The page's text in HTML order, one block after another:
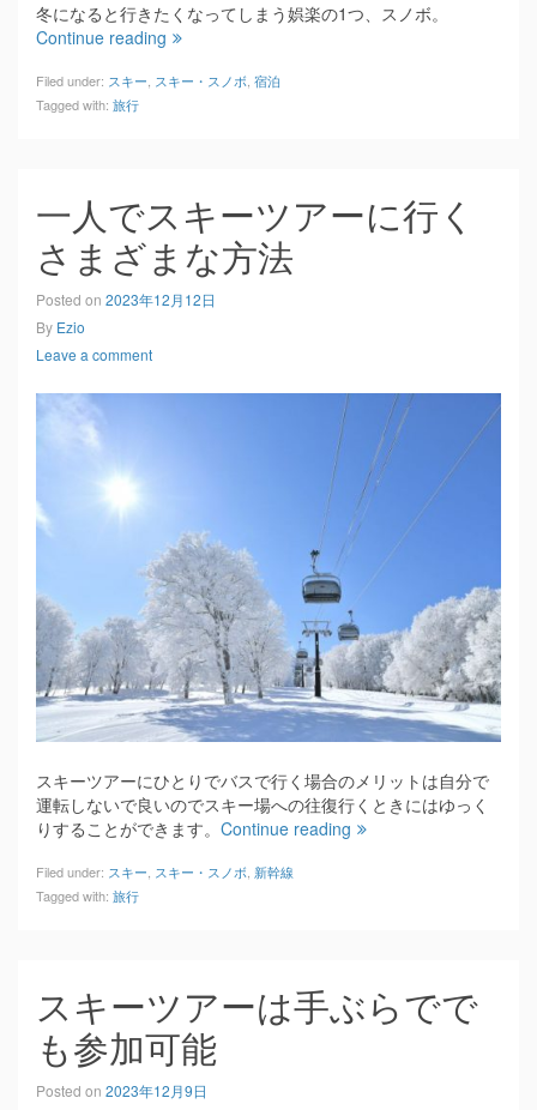
冬になると行きたくなってしまう娯楽の1つ、スノボ。
Continue reading
Filed under: スキー スキー・スノボ 宿泊
Tagged with: 旅行
一人でスキーツアーに行く
さまざまな方法
Posted on 2023年12月12日
By Ezio
Leave a comment
スキーツアーにひとりでバスで行く場合のメリットは自分で
運転しないで良いのでスキー場への往復行くときにはゆっく
りすることができます。 Continue reading
Filed under: スキー スキー・スノボ 新幹線
Tagged with: 旅行
スキーツアーは手ぶらでで
も参加可能
Posted on 2023年12月9日